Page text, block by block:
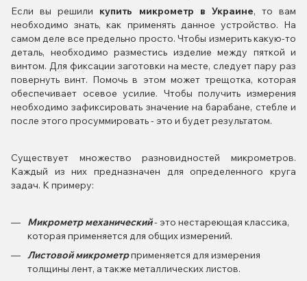
Если вы решили купить микрометр в Украине, то вам
необходимо знать, как применять данное устройство. На
самом деле все предельно просто. Чтобы измерить какую-то
деталь, необходимо разместись изделие между пяткой и
винтом. Для фиксации заготовки на месте, следует пару раз
повернуть винт. Помочь в этом может трещотка, которая
обеспечивает осевое усилие. Чтобы получить измерения
необходимо зафиксировать значение на барабане, стебле и
после этого просуммировать - это и будет результатом.
Существует множество разновидностей микрометров.
Каждый из них предназначен для определенного круга
задач. К примеру:
Микрометр механический- это нестареющая классика,
которая применяется для общих измерений.
Листовой микрометрприменяется для измерения
толщины лент, а также металлических листов.